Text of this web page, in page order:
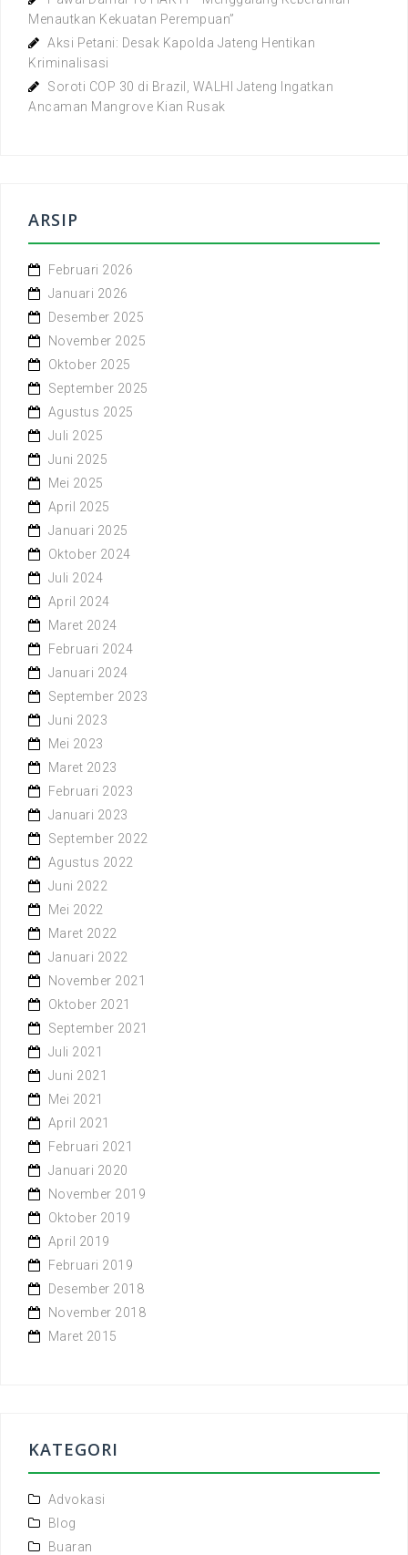
Menautkan Kekuatan Perempuan”
Aksi Petani: Desak Kapolda Jateng Hentikan
Kriminalisasi
Soroti COP 30 di Brazil, WALHI Jateng Ingatkan
Ancaman Mangrove Kian Rusak
ARSIP
Februari 2026
Januari 2026
Desember 2025
November 2025
Oktober 2025
September 2025
Agustus 2025
Juli 2025
Juni 2025
Mei 2025
April 2025
Januari 2025
Oktober 2024
Juli 2024
April 2024
Maret 2024
Februari 2024
Januari 2024
September 2023
Juni 2023
Mei 2023
Maret 2023
Februari 2023
Januari 2023
September 2022
Agustus 2022
Juni 2022
Mei 2022
Maret 2022
Januari 2022
November 2021
Oktober 2021
September 2021
Juli 2021
Juni 2021
Mei 2021
April 2021
Februari 2021
Januari 2020
November 2019
Oktober 2019
April 2019
Februari 2019
Desember 2018
November 2018
Maret 2015
KATEGORI
Advokasi
Blog
Buaran